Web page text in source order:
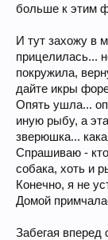
больше к этим
И тут захожу в
прицелилась...
покружила,
дайте икры
Опять ушла...
иную рыбу, а
зверюшка...
Спрашиваю -
собака, хоть и
Конечно, я не
Домой
Забегая вперед